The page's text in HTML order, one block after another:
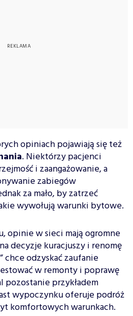
opiniach pojawiają się też
. Niektórzy pacjenci
i zaangażowanie, a
zabiegów
za mało, by zatrzeć
wywołują warunki bytowe.
opinie w sieci mają ogromne
decyzje kuracjuszy i renomę
chce odzyskać zaufanie
w remonty i poprawę
pozostanie przykładem
wypoczynku oferuje podróż
komfortowych warunkach.